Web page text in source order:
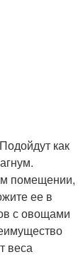
как
помещении,
ее в
с овощами
веса